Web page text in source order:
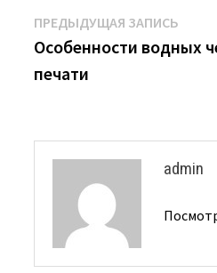
Навигация
по
ПРЕДЫДУЩАЯ ЗАПИСЬ
Особенности водных
печати
admin